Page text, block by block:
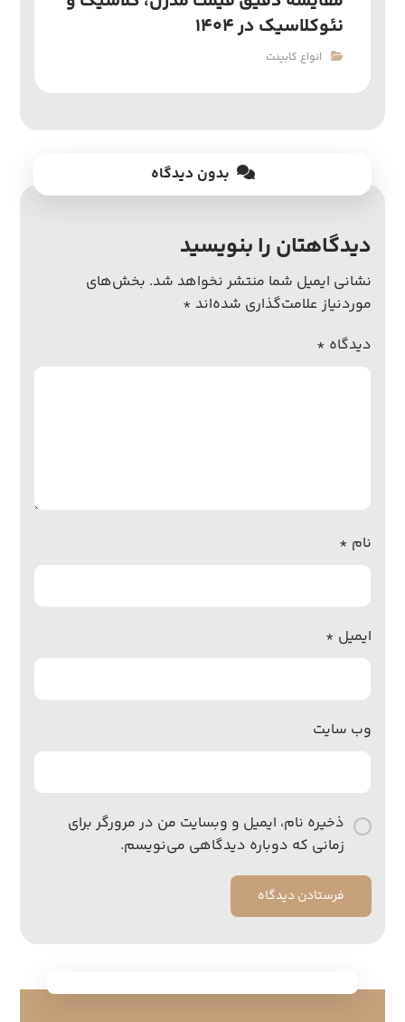
نئوکلاسیک در ۱۴۰۴
انواع کابینت
بدون دیدگاه
دیدگاهتان را بنویسید
نشانی ایمیل شما منتشر نخواهد شد. بخش‌های
موردنیاز علامت‌گذاری شده‌اند *
دیدگاه *
نام *
ایمیل *
وب‌ سایت
ذخیره نام، ایمیل و وبسایت من در مرورگر برای
زمانی که دوباره دیدگاهی می‌نویسم.
فرستادن دیدگاه